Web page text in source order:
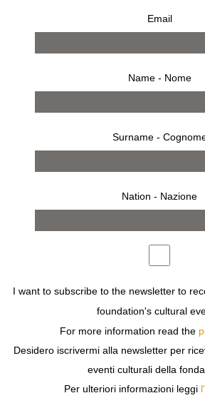
MILAN
LES DISTORSIONS
Email
Name - Nome
Surname -
Nation - Nazione
I want to subscribe to the newsletter to
foundation's cultural
For more information read the
Desidero iscrivermi alla newsletter per
eventi culturali della
Per ulteriori informazioni leggi